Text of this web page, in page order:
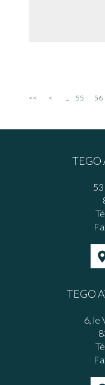
<< < 55 56
TEGO
TEGO
6, le